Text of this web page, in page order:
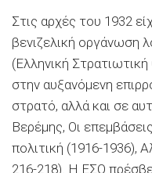
Στις αρχές του 1932
βενιζελική οργάνωση
(Ελληνική
στην αυξανόμενη
στρατό, αλλά και σε
Βερέμης, Οι
πολιτική (1916-1936),
216-218). Η ΕΣΟ